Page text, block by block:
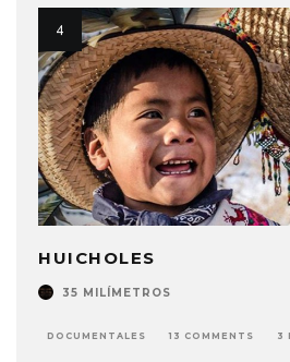
HUICHOLES
35 MILÍMETROS
DOCUMENTALES 13 COMMENTS 3